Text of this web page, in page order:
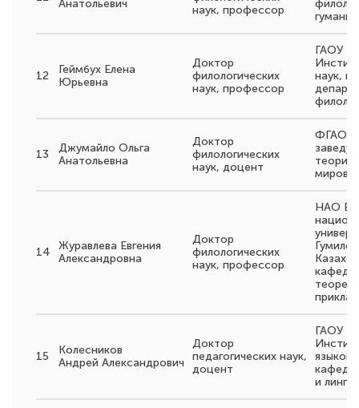
Анатольевич
наук, профессор
12
Геймбух Елена
Юрьевна
Доктор
филологических
наук, профессор
ГАОУ
наук,
13
Джумайло Ольга
Анатольевна
Доктор
филологических
наук, доцент
ФГАОУ
теории
14
Журавлева Евгения
Александровна
Доктор
филологических
наук, профессор
НАО
15
Колесников
Андрей Александрович
Доктор
педагогических наук,
доцент
ГАОУ
и